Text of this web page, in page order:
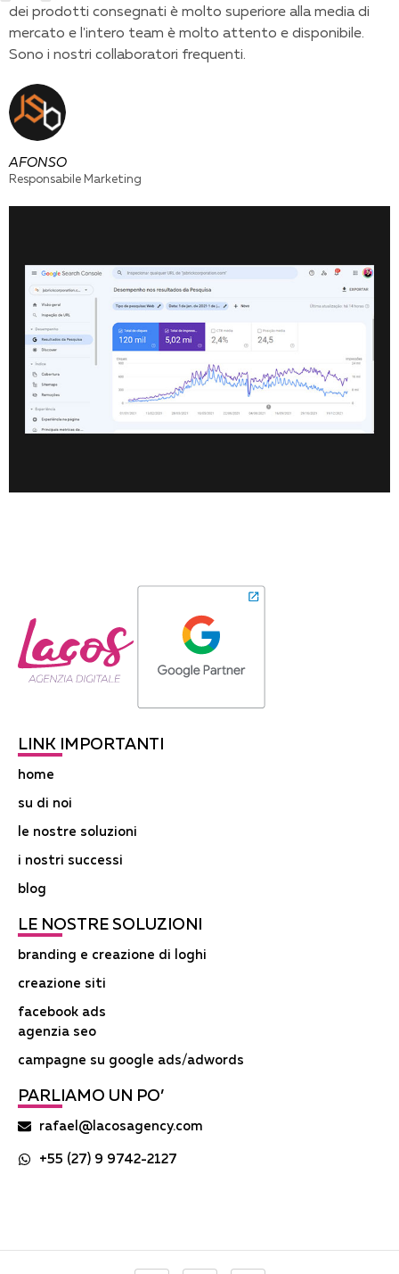
dei prodotti consegnati è molto superiore alla media di
mercato e l'intero team è molto attento e disponibile.
Sono i nostri collaboratori frequenti.
AFONSO
Responsabile Marketing
LINK IMPORTANTI
home
su di noi
le nostre soluzioni
i nostri successi
blog
LE NOSTRE SOLUZIONI
branding e creazione di loghi
creazione siti
facebook ads
agenzia seo
campagne su google ads/adwords
PARLIAMO UN PO’
rafael@lacosagency.com
+55 (27) 9 9742-2127